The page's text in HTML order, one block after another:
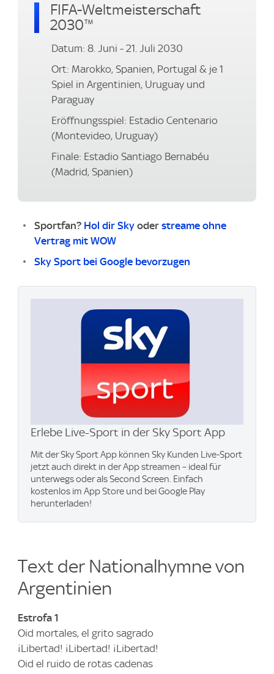
FIFA-Weltmeisterschaft
2030™
Datum: 8. Juni - 21. Juli 2030
Ort: Marokko, Spanien, Portugal & je 1
Spiel in Argentinien, Uruguay und
Paraguay
Eröffnungsspiel: Estadio Centenario
(Montevideo, Uruguay)
Finale: Estadio Santiago Bernabéu
(Madrid, Spanien)
Sportfan? Hol dir Sky oder streame ohne
Vertrag mit WOW
Sky Sport bei Google bevorzugen
Erlebe Live-Sport in der Sky Sport App
Mit der Sky Sport App können Sky Kunden Live-Sport
jetzt auch direkt in der App streamen – ideal für
unterwegs oder als Second Screen. Einfach
kostenlos im App Store und bei Google Play
herunterladen!
Text der Nationalhymne von
Argentinien
Estrofa 1
Oid mortales, el grito sagrado
¡Libertad! ¡Libertad! ¡Libertad!
Oid el ruido de rotas cadenas